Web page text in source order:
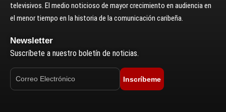
televisivos. El medio noticioso de mayor crecimiento en audiencia en
el menor tiempo en la historia de la comunicación caribeña.
Newsletter
Suscríbete a nuestro boletín de noticias.
Inscríbeme